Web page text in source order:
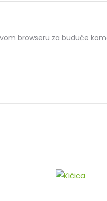
browseru za buduće